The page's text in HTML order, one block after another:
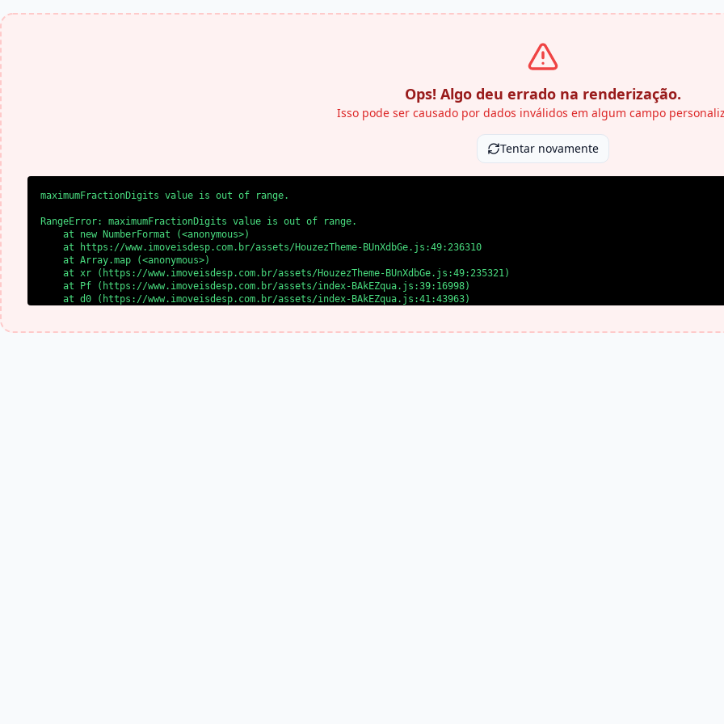
Ops! Algo deu errado na renderização.
Isso pode ser causado por dados inválidos em algum campo
Tentar novamente
maximumFractionDigits value is out of range.
RangeError: maximumFractionDigits value is out of range.
    at new NumberFormat (<anonymous>)
    at https://www.imoveisdesp.com.br/assets/HouzezTheme-BUnXdbGe.js:49:236310
    at Array.map (<anonymous>)
    at xr (https://www.imoveisdesp.com.br/assets/HouzezTheme-BUnXdbGe.js:49:235321)
    at Pf (https://www.imoveisdesp.com.br/assets/index-BAkEZqua.js:39:16998)
    at d0 (https://www.imoveisdesp.com.br/assets/index-BAkEZqua.js:41:43963)